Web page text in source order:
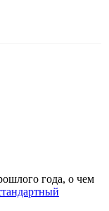
года, о чем